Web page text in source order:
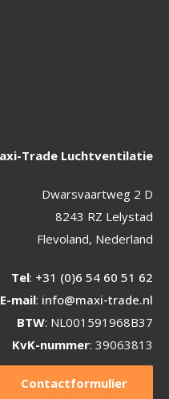
Trade Luchtventilatie
Dwarsvaartweg 2 D
8243 RZ Lelystad
Flevoland, Nederland
Tel: +31 (0)6 54 60 51 62
E-mail: info@maxi-trade.nl
BTW: NL001591968B37
KvK-nummer: 39063813
Contactformulier